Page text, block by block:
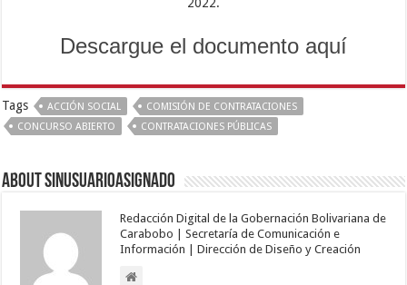
Descargue el documento aquí
Tags ACCIÓN SOCIAL
COMISIÓN DE CONTRATACIONES
CONCURSO ABIERTO
CONTRATACIONES PÚBLICAS
About sinusuarioasignado
Redacción Digital de la Gobernación Bolivariana de
Carabobo | Secretaría de Comunicación e
Información | Dirección de Diseño y Creación